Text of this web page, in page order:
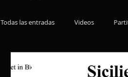
Todas las entradas Videos